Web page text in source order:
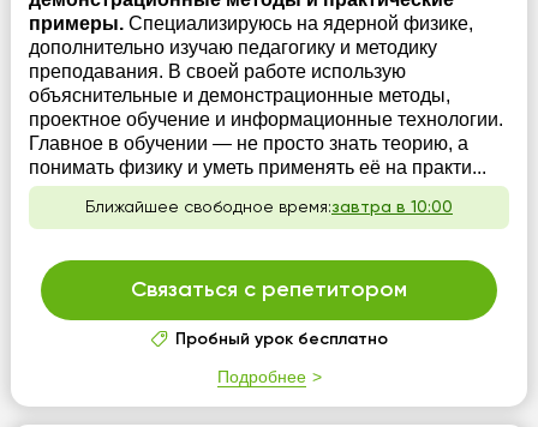
примеры. Специализируюсь на ядерной физике,
дополнительно изучаю педагогику и методику
преподавания. В своей работе использую
объяснительные и демонстрационные методы,
проектное обучение и информационные технологии.
Главное в обучении — не просто знать теорию, а
понимать физику и уметь применять её на практи...
Ближайшее свободное время:завтра в 10:00
Связаться с репетитором
Пробный урок бесплатно
Подробнее